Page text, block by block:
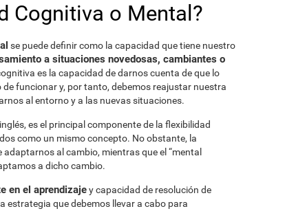
Cognitiva o Mental?
se puede definir como la capacidad que tiene nuestro
a situaciones novedosas, cambiantes o
es la capacidad de darnos cuenta de que lo
funcionar y, por tanto, debemos reajustar nuestra
al entorno y a las nuevas situaciones.
es el principal componente de la flexibilidad
como un mismo concepto. No obstante, la
al cambio, mientras que el “mental
a dicho cambio.
en el aprendizajey capacidad de resolución de
estrategia que debemos llevar a cabo para